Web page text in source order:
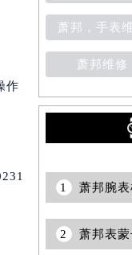
作
萧邦，手表
萧邦维修
1
2